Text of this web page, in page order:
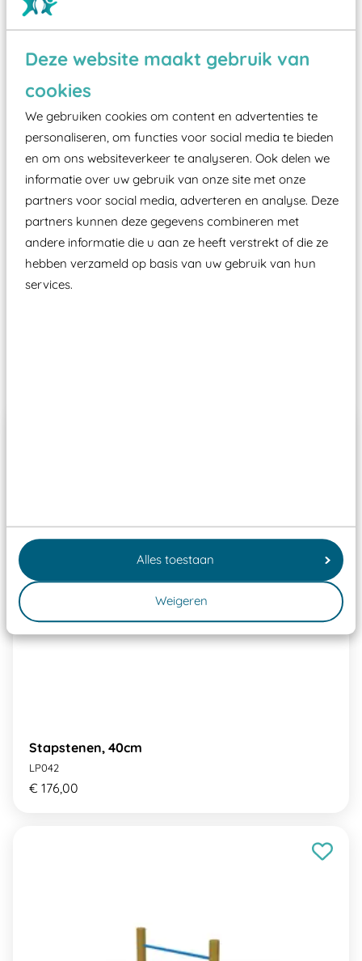
Deze website maakt gebruik van
cookies
We gebruiken cookies om content en advertenties te
personaliseren, om functies voor social media te bieden
en om ons websiteverkeer te analyseren. Ook delen we
informatie over uw gebruik van onze site met onze
partners voor social media, adverteren en analyse. Deze
partners kunnen deze gegevens combineren met
andere informatie die u aan ze heeft verstrekt of die ze
hebben verzameld op basis van uw gebruik van hun
services.
Alles toestaan
Weigeren
Wist je dat:
Vanaf een valhoogte van 1,5 meter een speciale
valondergrond onder speeltoestellen verplicht is
zoals kunstgras, rubber tegels of boomschors?
Elk speeltoestel in de openbare ruimte voorzien
moet zijn van een typekeuring, -plaatje en
certificering, uitgegeven door een Nederlands
aangewezen keuringsinstantie?
Wij ook speeltoestellen kunnen laten keuren zodat
ze toch binnen het Warenwetbesluit Attractie- en
Stapstenen, 40cm
LP042
€ 176,00